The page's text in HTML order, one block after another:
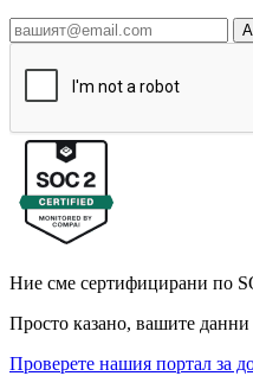
Ние сме сертифицирани по
Просто казано, вашите
Проверете нашия портал за